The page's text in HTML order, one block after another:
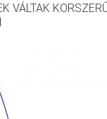
VÁLTAK